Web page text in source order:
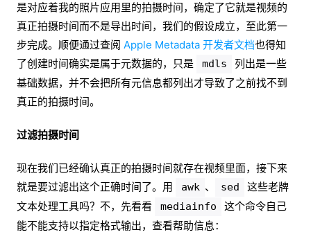
是对应着我的照片应用里的拍摄时间，确定了它就是视频的
真正拍摄时间而不是导出时间，我们的假设成立，至此第一
步完成。顺便通过查阅 Apple Metadata 开发者文档也得知
了创建时间确实是属于元数据的，只是
mdls
列出是一些
基础数据，并不会把所有元信息都列出才导致了之前找不到
真正的拍摄时间。
过滤拍摄时间
现在我们已经确认真正的拍摄时间就存在视频里面，接下来
就是要过滤出这个正确时间了。用
awk 、 sed
这些老牌
文本处理工具吗？不，先看看
mediainfo
这个命令自己
能不能支持以指定格式输出，查看帮助信息：